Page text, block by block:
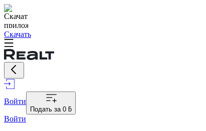
Скачать
Войти
Подать за 0 ƃ
Войти